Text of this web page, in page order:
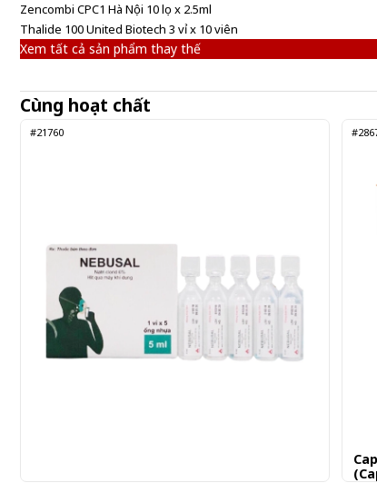
Zencombi CPC1 Hà Nội 10 lọ x 2.5ml
Thalide 100 United Biotech 3 vỉ x 10 viên
Xem tất cả sản phẩm thay thế
Cùng hoạt chất
#21760